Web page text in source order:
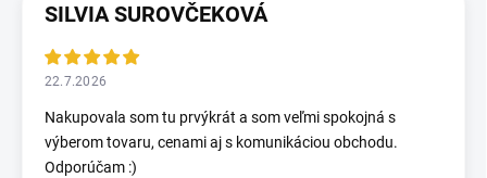
SILVIA SUROVČEKOVÁ
22.7.2026
Nakupovala som tu prvýkrát a som veľmi spokojná s
výberom tovaru, cenami aj s komunikáciou obchodu.
Odporúčam :)